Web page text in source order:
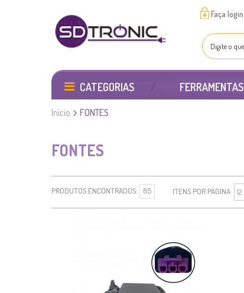
Faça login
CATEGORIAS FERRAMENTAS
Início FONTES
FONTES
PRODUTOS ENCONTRADOS: 85 ITENS POR PÁGINA: